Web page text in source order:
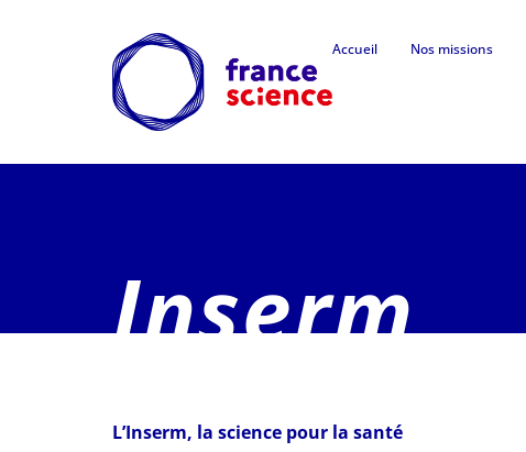
Accueil Nos missions
Inserm
L’Inserm, la science pour la santé